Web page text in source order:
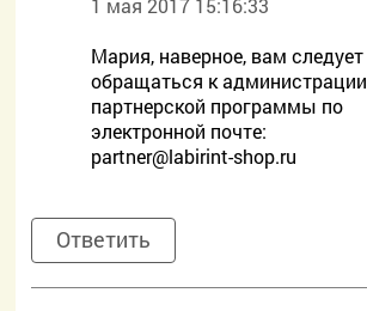
1 мая 2017 15:16:33
Мария, наверное, вам следует
обращаться к администрации
партнерской программы по
электронной почте:
partner@labirint-shop.ru
Ответить